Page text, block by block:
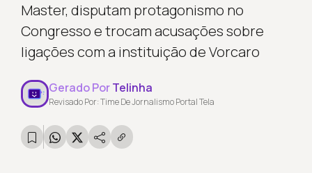
Master, disputam protagonismo no
Congresso e trocam acusações sobre
ligações com a instituição de Vorcaro
Gerado PorTelinha
Revisado Por: Time De Jornalismo Portal Tela